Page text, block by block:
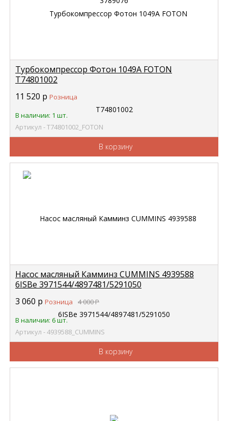
Турбокомпрессор Фотон 1049А FOTON
Т74801002
11 520 р Розница
В наличии: 1 шт.
Артикул - Т74801002_FOTON
В корзину
Насос масляный Камминз CUMMINS 4939588
6ISBe 3971544/4897481/5291050
3 060 р Розница 4 000Р
В наличии: 6 шт.
Артикул - 4939588_CUMMINS
В корзину